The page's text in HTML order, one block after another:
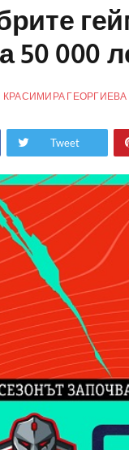
50 000
КРАСИМИРА ГЕОРГИЕВА
Tweet